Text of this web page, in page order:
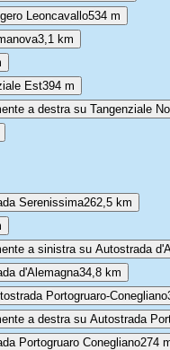
Leoncavallo534 m
3,1 km
Est394 m
a destra su Tangenziale
Serenissima262,5 km
a sinistra su Autostrada
d'Alemagna34,8 km
Portogruaro-Conegliano
a destra su Autostrada
Portogruaro Conegliano274